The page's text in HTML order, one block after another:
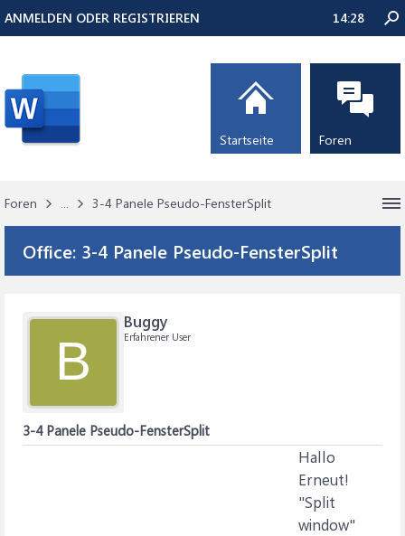
Foren ... 3-4 Panele Pseudo-FensterSplit
Office: 3-4 Panele Pseudo-FensterSplit
B
Buggy
Erfahrener User
3-4 Panele Pseudo-FensterSplit
Hallo
Erneut!
"Split
window"
ANMELDEN ODER REGISTRIEREN 14:28
Startseite Foren